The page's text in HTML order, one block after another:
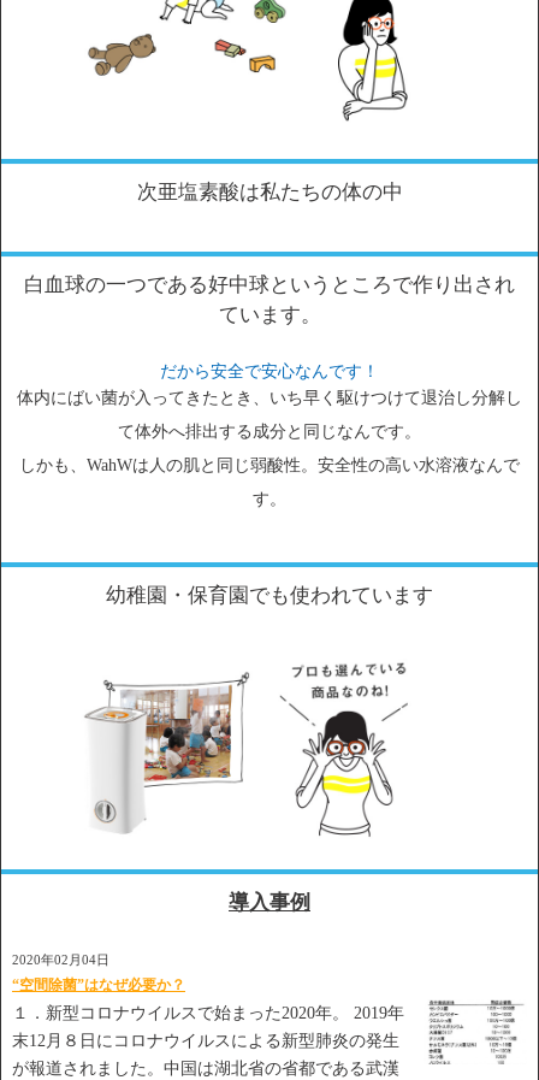
次亜塩素酸は私たちの体の中
白血球の一つである好中球というところで作り出され
ています。
だから安全で安心なんです！
体内にばい菌が入ってきたとき、いち早く駆けつけて退治し分解し
て体外へ排出する成分と同じなんです。
しかも、WahWは人の肌と同じ弱酸性。安全性の高い水溶液なんで
す。
幼稚園・保育園でも使われています
導入事例
2020年02月04日
“空間除菌”はなぜ必要か？
１．新型コロナウイルスで始まった2020年。 2019年
末12月８日にコロナウイルスによる新型肺炎の発生
が報道されました。中国は湖北省の省都である武漢